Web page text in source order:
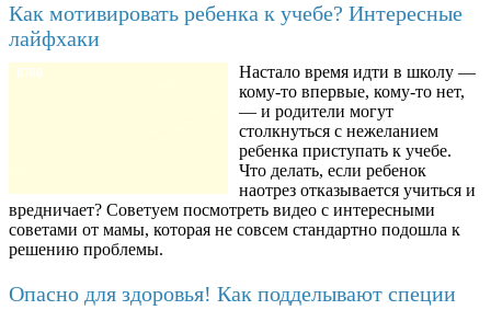
Как мотивировать ребенка к учебе? Интересные
лайфхаки
8780
Настало время идти в школу —
кому-то впервые, кому-то нет,
— и родители могут
столкнуться с нежеланием
ребенка приступать к учебе.
Что делать, если ребенок
наотрез отказывается учиться и
вредничает? Советуем посмотреть видео с интересными
советами от мамы, которая не совсем стандартно подошла к
решению проблемы.
Опасно для здоровья! Как подделывают специи